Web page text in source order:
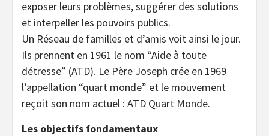
exposer leurs problèmes, suggérer des solutions
et interpeller les pouvoirs publics.
Un Réseau de familles et d’amis voit ainsi le jour.
Ils prennent en 1961 le nom “Aide à toute
détresse” (ATD). Le Père Joseph crée en 1969
l’appellation “quart monde” et le mouvement
reçoit son nom actuel : ATD Quart Monde.
Les objectifs fondamentaux